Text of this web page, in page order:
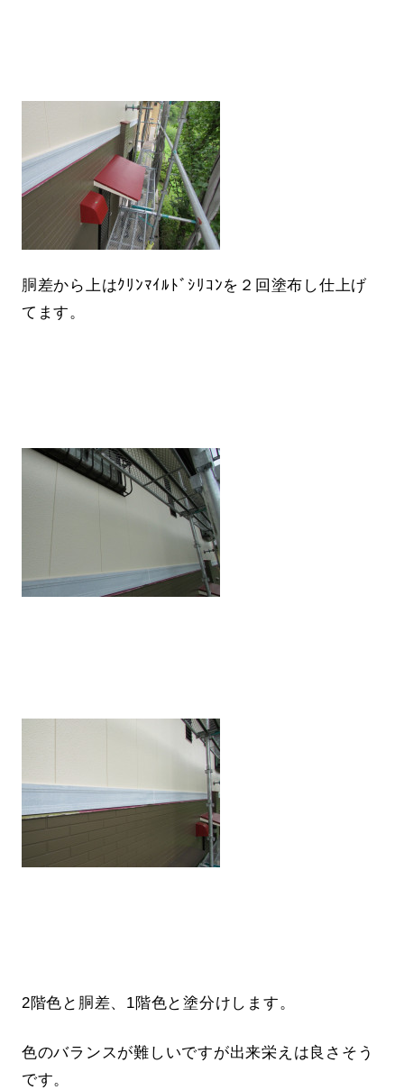
胴差から上はｸﾘﾝﾏｲﾙﾄﾞｼﾘｺﾝを２回塗布し仕上げ
てます。
2階色と胴差、1階色と塗分けします。
色のバランスが難しいですが出来栄えは良さそう
です。